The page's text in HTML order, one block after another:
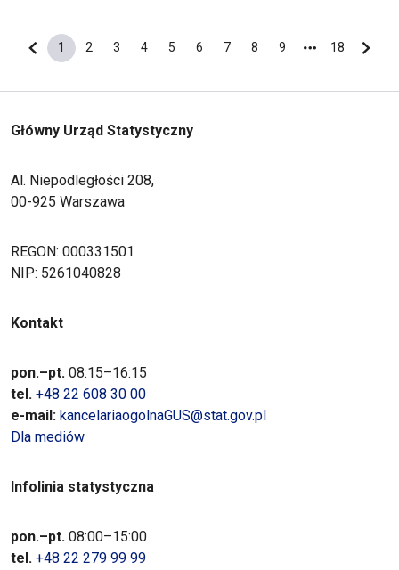
Poprzednia strona
Bieżąca strona
1
Strona
2
Strona
3
Strona
4
Strona
5
Strona
6
Strona
7
Strona
8
Strona
9
Ostatnia
18
Główny Urząd Statystyczny
Al. Niepodległości 208,
00-925 Warszawa
REGON: 000331501
NIP: 5261040828
Kontakt
pon.–pt. 08:15–16:15
tel. +48 22 608 30 00
e-mail: kancelariaogolnaGUS@stat.gov.pl
Dla mediów
Infolinia statystyczna
pon.–pt. 08:00–15:00
tel. +48 22 279 99 99